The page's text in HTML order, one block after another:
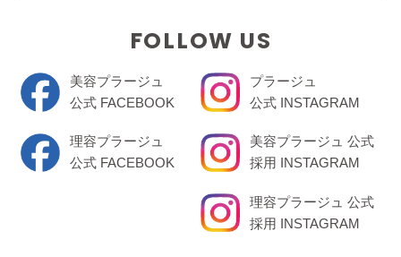
FOLLOW US
美容プラージュ
公式 FACEBOOK
理容プラージュ
公式 FACEBOOK
プラージュ
公式 INSTAGRAM
美容プラージュ 公式
採用 INSTAGRAM
理容プラージュ 公式
採用 INSTAGRAM